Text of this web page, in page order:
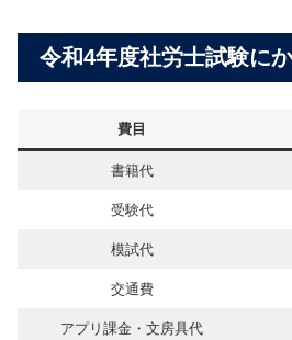
令和4年度社労士試験に
費目
書籍代
受験代
模試代
交通費
アプリ課金・文房具代